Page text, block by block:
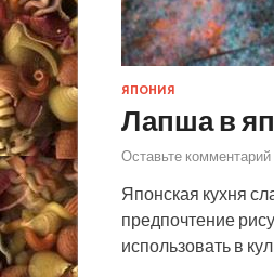
ЯПОНИЯ
Лапша в
Оставьте комментарий
Японская кухня
предпочтение
использовать в